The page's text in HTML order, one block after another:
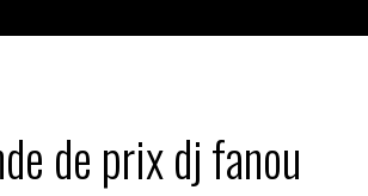
de prix dj fanou